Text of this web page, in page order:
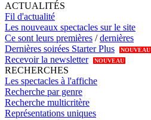
ACTUALITÉS
Fil d'actualité
Les nouveaux spectacles sur le site
Ce sont leurs premières /dernières
Dernières soirées Starter Plus
NOUVEAU
Recevoir la newsletter NOUVEAU
RECHERCHES
Les spectacles à l'affiche
Recherche par genre
Recherche multicritère
Représentations uniques